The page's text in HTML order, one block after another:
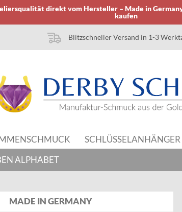
direkt vom Hersteller – Made in
kaufen
Blitzschneller Versand in 1-3
SCHLÜSSELANHÄNGER
ALPHABET
MADE IN GERMANY